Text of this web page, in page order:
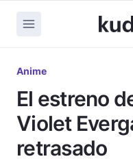
Anime
El estreno
Violet
retrasado